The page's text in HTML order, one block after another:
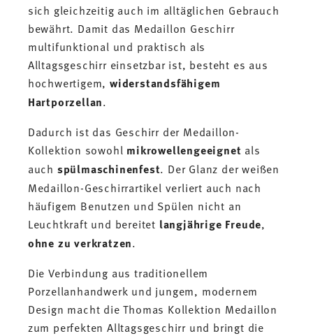
sich gleichzeitig auch im alltäglichen Gebrauch
bewährt. Damit das Medaillon Geschirr
multifunktional und praktisch als
Alltagsgeschirr einsetzbar ist, besteht es aus
hochwertigem,widerstandsfähigem
Hartporzellan.
Dadurch ist das Geschirr der Medaillon-
Kollektion sowohl mikrowellengeeignet als
auch spülmaschinenfest. Der Glanz der weißen
Medaillon-Geschirrartikel verliert auch nach
häufigem Benutzen und Spülen nicht an
Leuchtkraft und bereitet langjährige Freude,
ohne zu verkratzen.
Die Verbindung aus traditionellem
Porzellanhandwerk und jungem, modernem
Design macht die Thomas Kollektion Medaillon
zum perfekten Alltagsgeschirr und bringt die